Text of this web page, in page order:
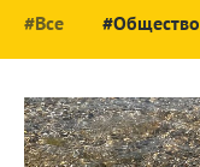
#Все #Общество